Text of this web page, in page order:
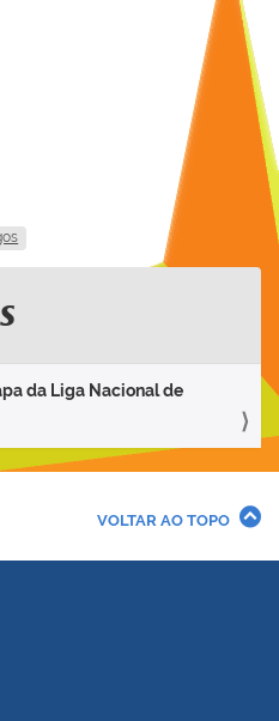
da Liga Nacional de
VOLTAR AO TOPO